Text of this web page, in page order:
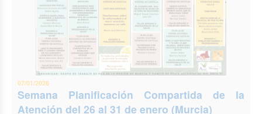
07/01/2026
Semana Planificación Compartida de la
Atención del 26 al 31 de enero (Murcia)